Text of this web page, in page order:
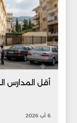
أقل المدارس
6 آب 2026